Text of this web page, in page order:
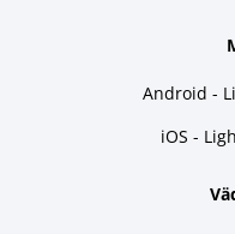
Android -
iOS -